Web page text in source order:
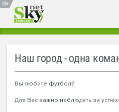
18+
Наш город - одна
Вы любите футбол?
Для Вас важно наблюдать за